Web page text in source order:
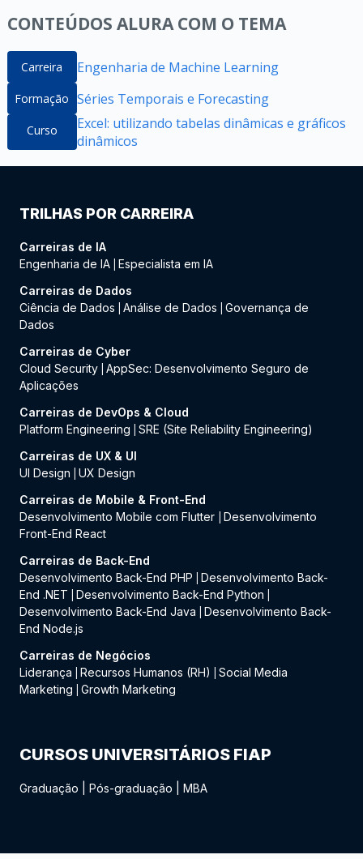
CONTEÚDOS ALURA COM O TEMA
Carreira Engenharia de Machine Learning
Formação Séries Temporais e Forecasting
Curso
Excel: utilizando tabelas dinâmicas e gráficos
dinâmicos
TRILHAS POR CARREIRA
Carreiras de IA
Engenharia de IA Especialista em IA
Carreiras de Dados
Ciência de Dados
Análise de Dados
Governança de
Dados
Carreiras de Cyber
Cloud Security AppSec: Desenvolvimento Seguro de
Aplicações
Carreiras de DevOps & Cloud
Platform Engineering
SRE (Site Reliability Engineering)
Carreiras de UX & UI
UI Design
UX Design
Carreiras de Mobile & Front-End
Desenvolvimento Mobile com Flutter
Desenvolvimento
Front-End React
Carreiras de Back-End
Desenvolvimento Back-End PHP
Desenvolvimento Back-
End .NET
Desenvolvimento Back-End Python
Desenvolvimento Back-End Java
Desenvolvimento Back-
End Node.js
Carreiras de Negócios
Liderança
Recursos Humanos (RH)
Social Media
Marketing
Growth Marketing
CURSOS UNIVERSITÁRIOS FIAP
Graduação Pós-graduação MBA